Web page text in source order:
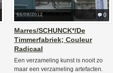
0
06/08/2012
Marres/SCHUNCK*/De
Timmerfabriek; Couleur
Radicaal
Een verzameling kunst is nooit zo
maar een verzameling artefacten.